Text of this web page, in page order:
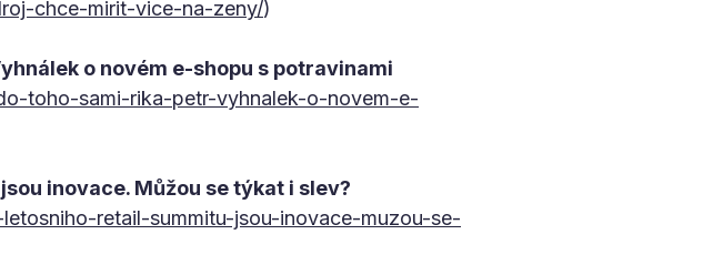
chce-mirit-vice-na-zeny/)
o novém e-shopu s potravinami
toho-sami-rika-petr-vyhnalek-o-novem-e-
inovace. Můžou se týkat i slev?
retail-summitu-jsou-inovace-muzou-se-